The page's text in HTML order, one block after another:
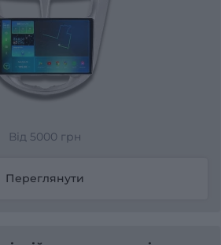
Від 5000 грн
Переглянути